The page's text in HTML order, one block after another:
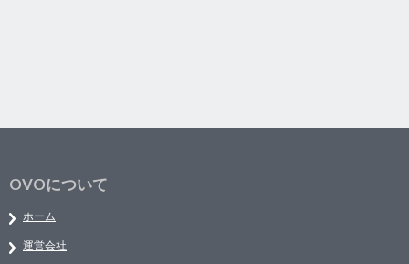
OVOについて
ホーム
運営会社